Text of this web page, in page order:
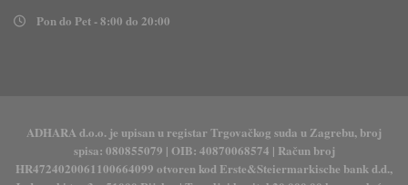
Pon do Pet - 8:00 do 20:00
ADHARA d.o.o. je upisan u registar Trgovačkog suda u Zagrebu, broj
spisa: 080855079 | OIB: 40870068574 | Račun broj
HR4724020061100664099 otvoren kod Erste&Steiermarkische bank d.d.,